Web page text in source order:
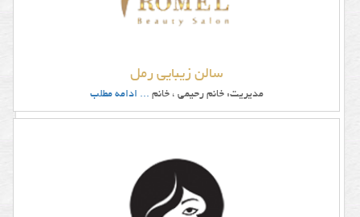
سالن زیبایی رمل
مدیریت: خانم رحیمی ، خانم ... ادامه مطلب